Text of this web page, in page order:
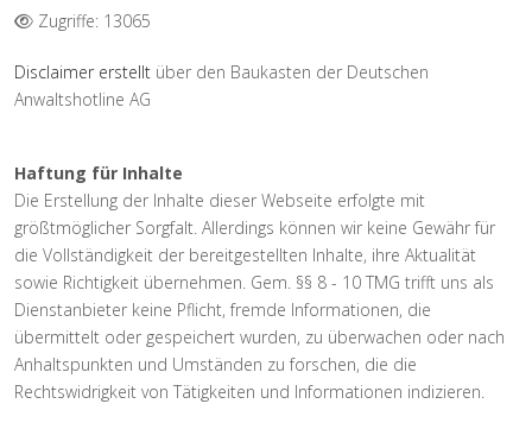
Zugriffe: 13065
Disclaimer erstellt über den Baukasten der Deutschen
Anwaltshotline AG
Haftung für Inhalte
Die Erstellung der Inhalte dieser Webseite erfolgte mit
größtmöglicher Sorgfalt. Allerdings können wir keine Gewähr für
die Vollständigkeit der bereitgestellten Inhalte, ihre Aktualität
sowie Richtigkeit übernehmen. Gem. §§ 8 - 10 TMG trifft uns als
Dienstanbieter keine Pflicht, fremde Informationen, die
übermittelt oder gespeichert wurden, zu überwachen oder nach
Anhaltspunkten und Umständen zu forschen, die die
Rechtswidrigkeit von Tätigkeiten und Informationen indizieren.